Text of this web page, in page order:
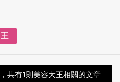
共有1則美容大王相關的文章